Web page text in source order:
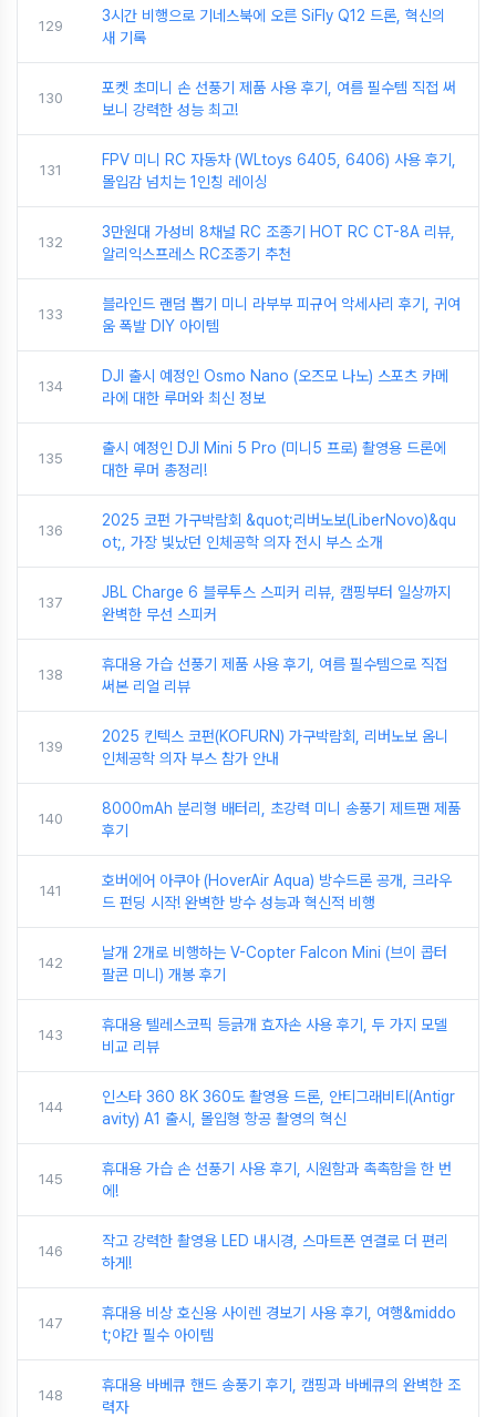
129
3시간 비행으로 기네스북에 오른 SiFly Q12 드론, 혁신의
새 기록
130
포켓 초미니 손 선풍기 제품 사용 후기, 여름 필수템 직접 써
보니 강력한 성능 최고!
131
FPV 미니 RC 자동차 (WLtoys 6405, 6406) 사용 후기,
몰입감 넘치는 1인칭 레이싱
132
3만원대 가성비 8채널 RC 조종기 HOT RC CT-8A 리뷰,
알리익스프레스 RC조종기 추천
133
블라인드 랜덤 뽑기 미니 라부부 피규어 악세사리 후기, 귀여
움 폭발 DIY 아이템
134
DJI 출시 예정인 Osmo Nano (오즈모 나노) 스포츠 카메
라에 대한 루머와 최신 정보
135
출시 예정인 DJI Mini 5 Pro (미니5 프로) 촬영용 드론에
대한 루머 총정리!
136
2025 코펀 가구박람회 &quot;리버노보(LiberNovo)&qu
ot;, 가장 빛났던 인체공학 의자 전시 부스 소개
137
JBL Charge 6 블루투스 스피커 리뷰, 캠핑부터 일상까지
완벽한 무선 스피커
138
휴대용 가습 선풍기 제품 사용 후기, 여름 필수템으로 직접
써본 리얼 리뷰
139
2025 킨텍스 코펀(KOFURN) 가구박람회, 리버노보 옴니
인체공학 의자 부스 참가 안내
140
8000mAh 분리형 배터리, 초강력 미니 송풍기 제트팬 제품
후기
141
호버에어 아쿠아 (HoverAir Aqua) 방수드론 공개, 크라우
드 펀딩 시작! 완벽한 방수 성능과 혁신적 비행
142
날개 2개로 비행하는 V-Copter Falcon Mini (브이 콥터
팔콘 미니) 개봉 후기
143
휴대용 텔레스코픽 등긁개 효자손 사용 후기, 두 가지 모델
비교 리뷰
144
인스타 360 8K 360도 촬영용 드론, 안티그래비티(Antigr
avity) A1 출시, 몰입형 항공 촬영의 혁신
145
휴대용 가습 손 선풍기 사용 후기, 시원함과 촉촉함을 한 번
에!
146
작고 강력한 촬영용 LED 내시경, 스마트폰 연결로 더 편리
하게!
147
휴대용 비상 호신용 사이렌 경보기 사용 후기, 여행&middo
t;야간 필수 아이템
148
휴대용 바베큐 핸드 송풍기 후기, 캠핑과 바베큐의 완벽한 조
력자